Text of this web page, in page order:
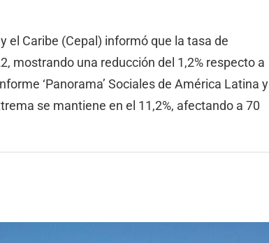
el Caribe (Cepal) informó que la tasa de
mostrando una reducción del 1,2% respecto a
‘Panorama’ Sociales de América Latina y
se mantiene en el 11,2%, afectando a 70